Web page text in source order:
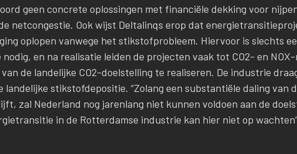
geen concrete oplossingen met financiële dekking voor
netcongestie. Ook wijst Deltalinqs erop dat
oplopen vanwege het stikstofprobleem. Hiervoor is slechts
en na realisatie leiden de projecten vaak tot CO2- en
de landelijke CO2-doelstelling te realiseren. De industrie
landelijke stikstofdepositie. “Zolang een substantiële daling van
zal Nederland nog jarenlang niet kunnen voldoen aan de
in de Rotterdamse industrie kan hier niet op